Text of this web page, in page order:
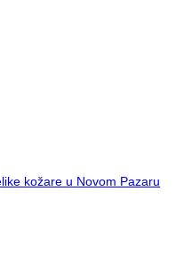
kožare u Novom Pazaru